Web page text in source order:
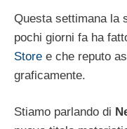
Questa settimana la
pochi giorni fa ha
Store e che reputo
graficamente.
Stiamo parlando di